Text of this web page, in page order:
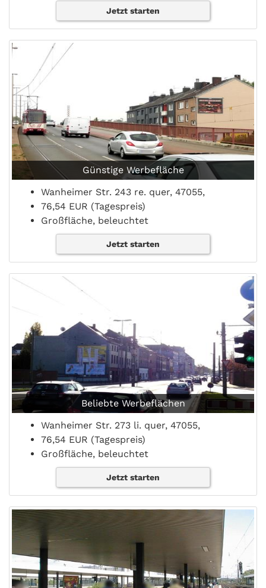
Jetzt starten
Günstige Werbefläche
Wanheimer Str. 243 re. quer, 47055,
76,54 EUR (Tagespreis)
Großfläche, beleuchtet
Jetzt starten
Beliebte Werbeflächen
Wanheimer Str. 273 li. quer, 47055,
76,54 EUR (Tagespreis)
Großfläche, beleuchtet
Jetzt starten